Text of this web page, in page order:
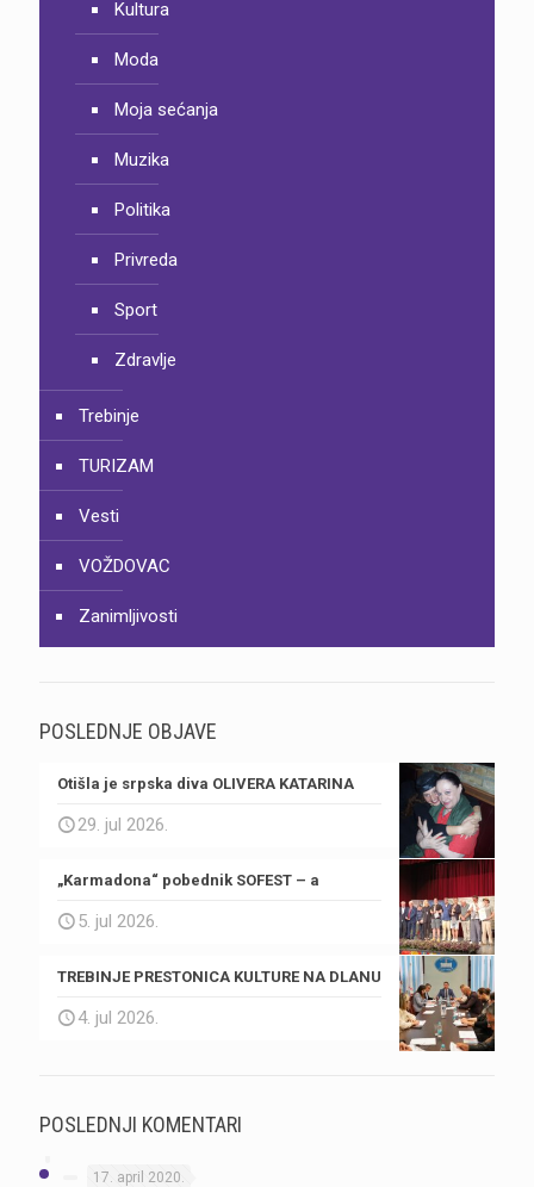
Kultura
Moda
Moja sećanja
Muzika
Politika
Privreda
Sport
Zdravlje
Trebinje
TURIZAM
Vesti
VOŽDOVAC
Zanimljivosti
POSLEDNJE OBJAVE
Otišla je srpska diva OLIVERA KATARINA
29. jul 2026.
„Karmadona“ pobednik SOFEST – a
5. jul 2026.
TREBINJE PRESTONICA KULTURE NA DLANU
4. jul 2026.
POSLEDNJI KOMENTARI
17. april 2020.